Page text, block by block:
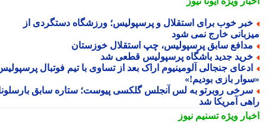
خوب برای استقلال و پرسپولیس؛ ورزشگاه دستگردی از
خارج نمی شود
سابق پرسپولیس، چپ استقلال خوزستان
جدید باشگاه پرسپولیس قطعی شد
جنجالی آلومینیوم اراک بعد از تساوی با تیم فوتبال پرسپولیس؛
بازی بودیم!»
روبرتو به لس آنجلس گلکسی پیوست؛ ستاره سابق بارسلونا
آمریکا شد
ویژهتسنیم نیوز